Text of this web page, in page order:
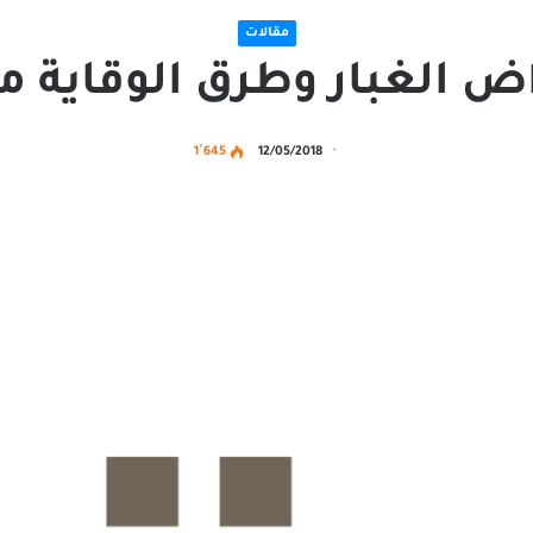
مقالات
الغبار وطرق الوقاية
12/05/2018 1٬645